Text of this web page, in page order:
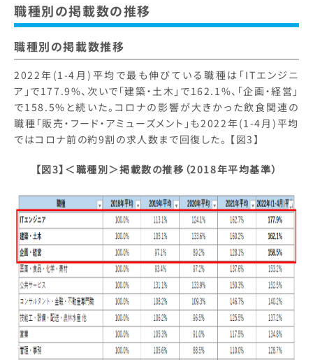
職種別の掲載数の推移
職種別の掲載数推移
2022年(1-4月)平均で最も伸びている職種は「ITエンジニ
ア」で177.9%、次いで「建築・土木」で162.1%、「企画・経営」
で158.5%と続いた。コロナの影響が大きかった飲食関連の
職種「販売・フード・アミューズメント」も2022年(1-4月)平均
ではコロナ前の約9割の求人数まで回復した。 【図3】
【図3】＜職種別＞掲載数の推移（2018年平均基準）